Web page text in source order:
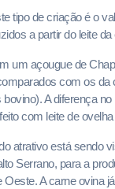
tipo de criação é o
a partir do leite
um açougue de
com os
bovino). A diferença
com leite de
atrativo está sendo
Serrano, para a
Oeste. A carne ovina